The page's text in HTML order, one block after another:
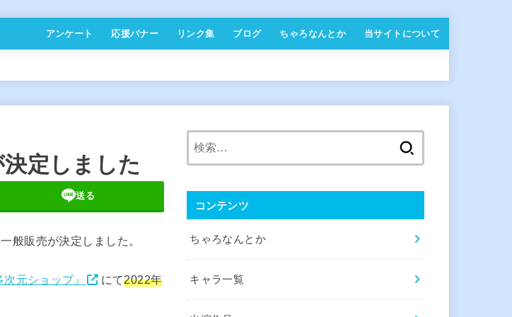
アンケート 応援バナー リンク集 ブログ ちゃろなんとか 当サイトについて
定しました
送る
般販売が決定しました。
元ショップ』 にて2022年
コンテンツ
ちゃろなんとか
キャラ一覧